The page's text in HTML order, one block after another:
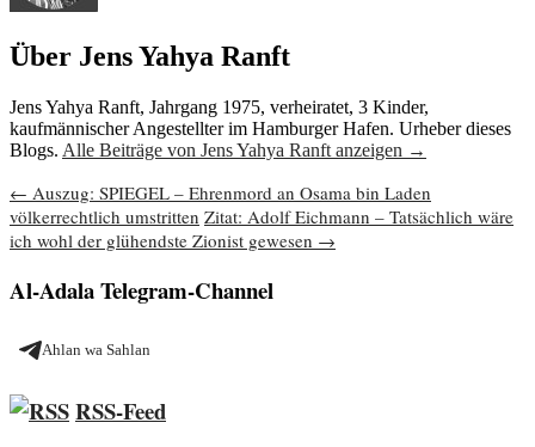
Über Jens Yahya Ranft
Jens Yahya Ranft, Jahrgang 1975, verheiratet, 3 Kinder,
kaufmännischer Angestellter im Hamburger Hafen. Urheber dieses
Blogs. Alle Beiträge von Jens Yahya Ranft anzeigen →
Beitragsnavigation
← Auszug: SPIEGEL – Ehrenmord an Osama bin Laden
völkerrechtlich umstritten Zitat: Adolf Eichmann – Tatsächlich wäre
ich wohl der glühendste Zionist gewesen →
Al-Adala Telegram-Channel
Ahlan wa Sahlan
RSS-Feed